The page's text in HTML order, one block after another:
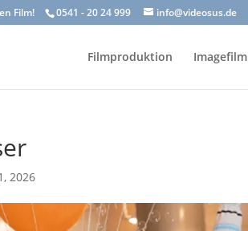
Film! 0541 - 20 24 999 info@videosus.de
Filmproduktion Imagefilm
2026